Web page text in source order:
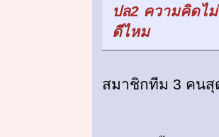
ปล2 ความคิดไ
ดีไหม
สมาชิกทีม 3 คนสุ